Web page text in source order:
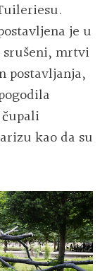
je u
srušeni, mrtvi
postavljanja,
kao da su